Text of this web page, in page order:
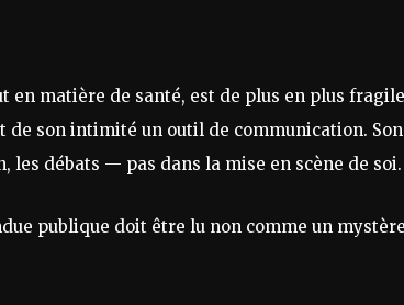
matière de santé, est de plus en plus
son intimité un outil de communication. Son
les débats — pas dans la mise en scène de soi.
publique doit être lu non comme un